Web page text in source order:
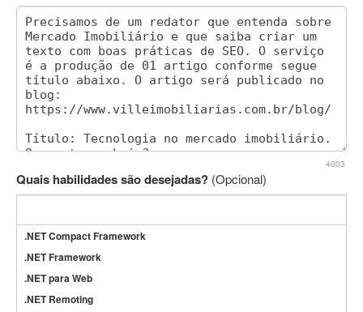
4003
Quais habilidades são desejadas? (Opcional)
.NET Compact Framework
.NET Framework
.NET para Web
.NET Remoting